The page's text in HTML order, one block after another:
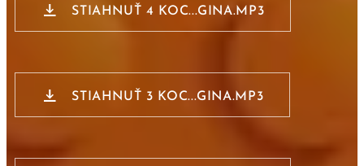
STIAHNUŤ 4 KOC...GINA.MP3
STIAHNUŤ 3 KOC...GINA.MP3